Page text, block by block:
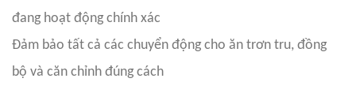
đang hoạt động chính xác
Đảm bảo tất cả các chuyển động cho ăn trơn tru, đồng
bộ và căn chỉnh đúng cách